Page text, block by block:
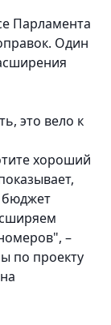
Парламента
Один
это вело к
хороший
бюджет
–
по проекту